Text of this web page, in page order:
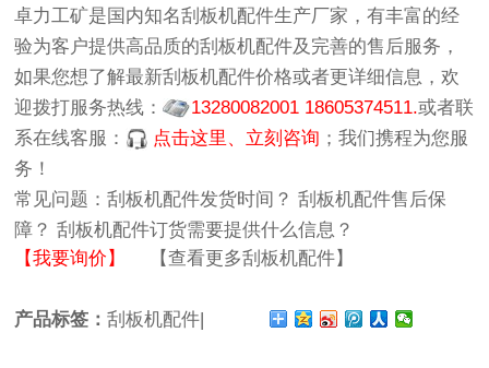
卓力工矿是国内知名刮板机配件生产厂家 ，有丰富的经
验为客户提供高品质的刮板机配件及完善的售后服务，
如果您想了解最新刮板机配件价格或者更详细信息，欢
迎拨打服务热线：
13280082001 18605374511.或者联
系在线客服：
点击这里、立刻咨询 ；我们携程为您服
务！
常见问题：刮板机配件发货时间？ 刮板机配件售后保
障？ 刮板机配件订货需要提供什么信息？
【我要询价】
【查看更多刮板机配件】
产品标签：刮板机配件|